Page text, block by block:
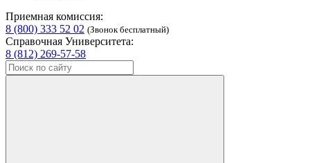
Приемная комиссия:
8 (800) 333 52 02 (Звонок бесплатный)
Справочная Университета:
8 (812) 269-57-58